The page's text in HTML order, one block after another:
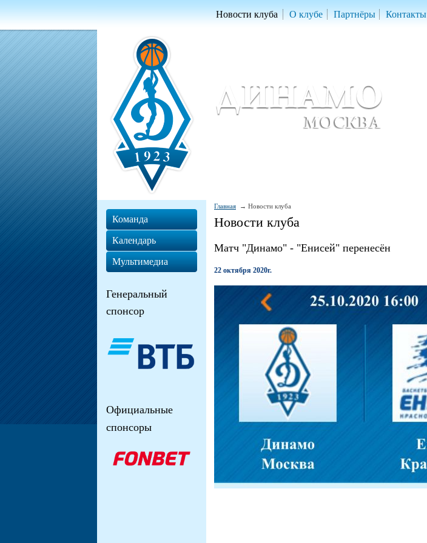
Новости клуба О клубе Партнёры Контакты
Главная Новости клуба
Новости клуба
Матч "Динамо" - "Енисей" перенесён
22 октября 2020г.
Команда
Календарь
Мультимедиа
Генеральный
спонсор
Официальные
спонсоры